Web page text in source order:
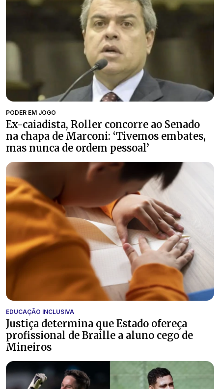
PODER EM JOGO
Ex-caiadista, Roller concorre ao Senado
na chapa de Marconi: ‘Tivemos embates,
mas nunca de ordem pessoal’
EDUCAÇÃO INCLUSIVA
Justiça determina que Estado ofereça
profissional de Braille a aluno cego de
Mineiros